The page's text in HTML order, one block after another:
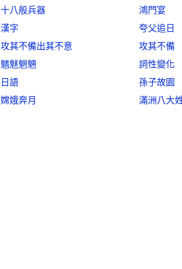
十八般兵器
鴻門宴
漢字
夸父追日
攻其不備出其不意
攻其不備
魑魅魍魎
詞性變化
日語
孫子故園
嫦娥奔月
滿洲八大